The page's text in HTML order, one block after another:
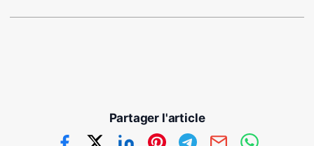
Partager l'article